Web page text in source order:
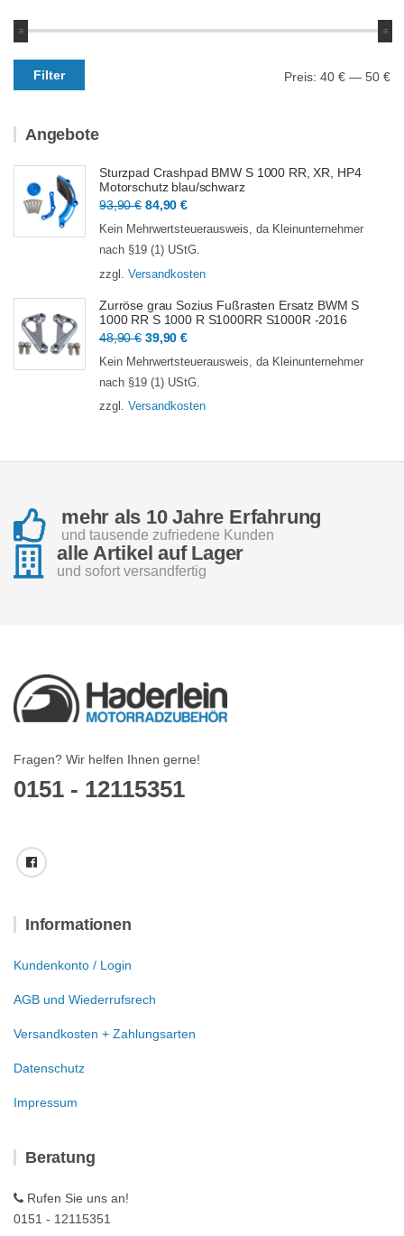
Min.
Preis
Max.
Preis
Filter Preis: 40 € — 50 €
Angebote
Sturzpad Crashpad BMW S 1000 RR, XR, HP4
Motorschutz blau/schwarz
93,90€ Ursprünglicher
Preis
war:
93,90 €
84,90€Aktueller
Preis
ist:
84,90 €.
Kein Mehrwertsteuerausweis, da Kleinunternehmer
nach §19 (1) UStG.
zzgl. Versandkosten
Zurröse grau Sozius Fußrasten Ersatz BWM S
1000 RR S 1000 R S1000RR S1000R -2016
48,90€ Ursprünglicher
Preis
war:
48,90 €
39,90€Aktueller
Preis
ist:
39,90 €.
Kein Mehrwertsteuerausweis, da Kleinunternehmer
nach §19 (1) UStG.
zzgl. Versandkosten
mehr als 10 Jahre Erfahrung
und tausende zufriedene Kunden
alle Artikel auf Lager
und sofort versandfertig
Fragen? Wir helfen Ihnen gerne!
0151 - 12115351
Informationen
Kundenkonto / Login
AGB und Wiederrufsrech
Versandkosten + Zahlungsarten
Datenschutz
Impressum
Beratung
Rufen Sie uns an!
0151 - 12115351